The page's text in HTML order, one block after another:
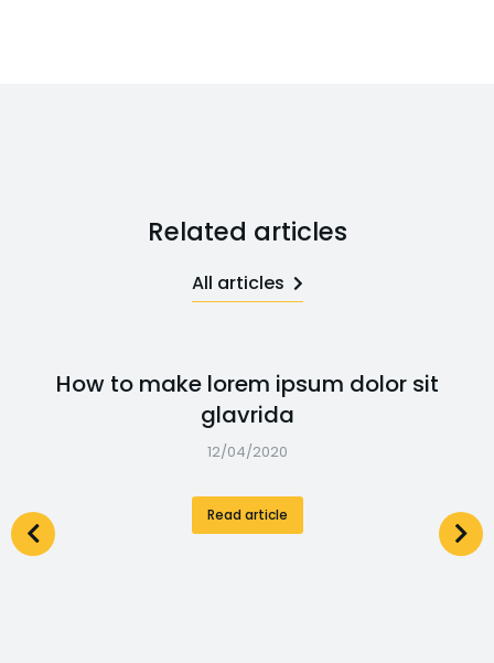
Related articles
All articles
How to make lorem ipsum dolor sit
glavrida
12/04/2020
Read article